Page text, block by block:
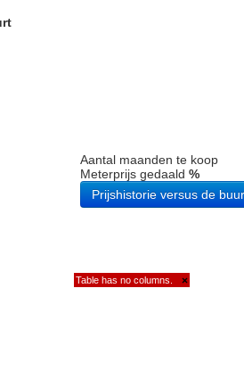
Aantal maanden te koop
Meterprijs gedaald %
Prijshistorie versus de
Table has no columns. ×